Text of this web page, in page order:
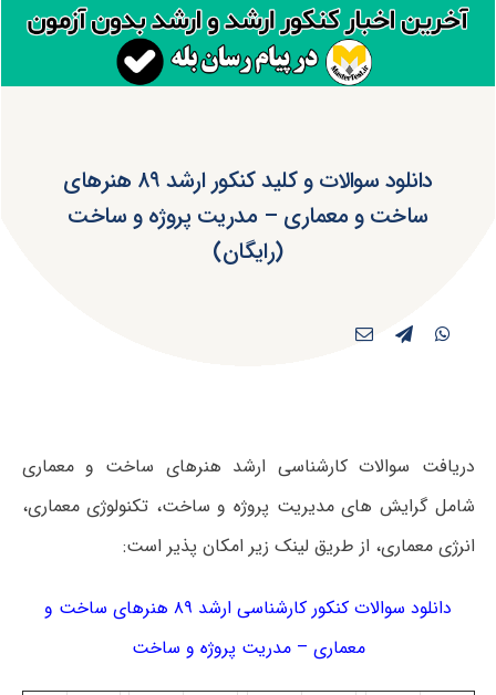
دانلود سوالات و کلید کنکور ارشد ۸۹ هنرهای
ساخت و معماری – مدریت پروژه و ساخت
(رایگان)
دریافت سوالات کارشناسی ارشد هنرهای ساخت و معماری
شامل گرایش های مدیریت پروژه و ساخت، تکنولوژی معماری،
انرژی معماری، از طریق لینک زیر امکان پذیر است:
دانلود سوالات کنکور کارشناسی ارشد ۸۹ هنرهای ساخت و
معماری – مدریت پروژه و ساخت